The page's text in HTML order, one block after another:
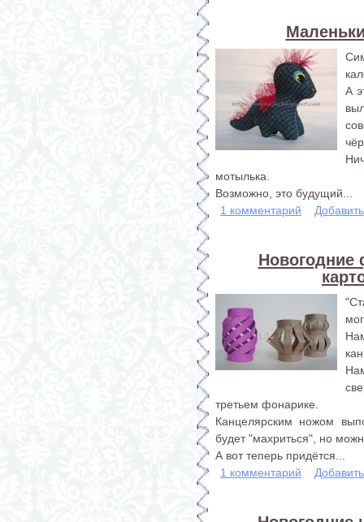
А
мотылька.
Возможно, это будущий...
1 комментарий
Новогодние
третьем фонарике.
Канцелярским ножом
будет "махриться", но
А вот теперь придётся...
1 комментарий